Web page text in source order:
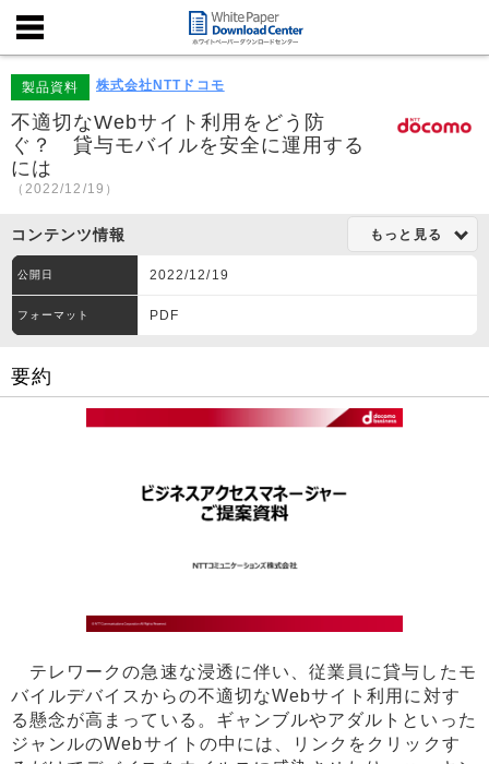
製品資料 株式会社NTTドコモ
不適切なWebサイト利用をどう防
ぐ？ 貸与モバイルを安全に運用する
には
（2022/12/19）
コンテンツ情報 もっと見る
公開日 2022/12/19
フォーマット PDF
要約
テレワークの急速な浸透に伴い、従業員に貸与したモ
バイルデバイスからの不適切なWebサイト利用に対す
る懸念が高まっている。ギャンブルやアダルトといった
ジャンルのWebサイトの中には、リンクをクリックす